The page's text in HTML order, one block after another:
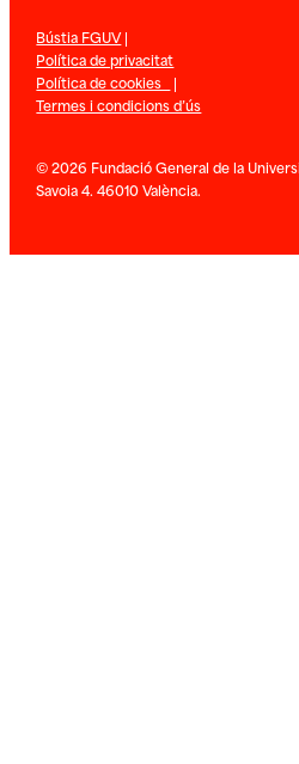
Bústia FGUV|
Política de privacitat
Política de cookies |
Termes i condicions d’ús
© 2026 Fundació General de la
Savoia 4. 46010 València.